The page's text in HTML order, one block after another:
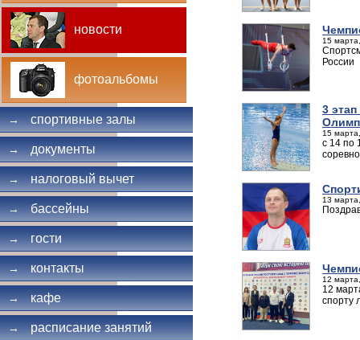
новости
фотоальбомы
→ спортивные залы
→ документы
→ налоговый вычет
→ бассейны
→ гости
→ контакты
→ кафе
→ расписание занятий
15
России
3
15
с 14 по
13
12
12
спорту